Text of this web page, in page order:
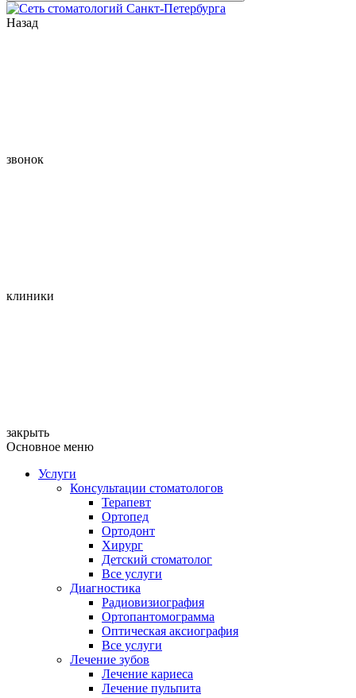
Назад
звонок
клиники
закрыть
Основное меню
Услуги
Консультации стоматологов
Терапевт
Ортопед
Ортодонт
Хирург
Детский стоматолог
Все услуги
Диагностика
Радиовизиография
Ортопантомограмма
Оптическая аксиография
Все услуги
Лечение зубов
Лечение кариеса
Лечение пульпита